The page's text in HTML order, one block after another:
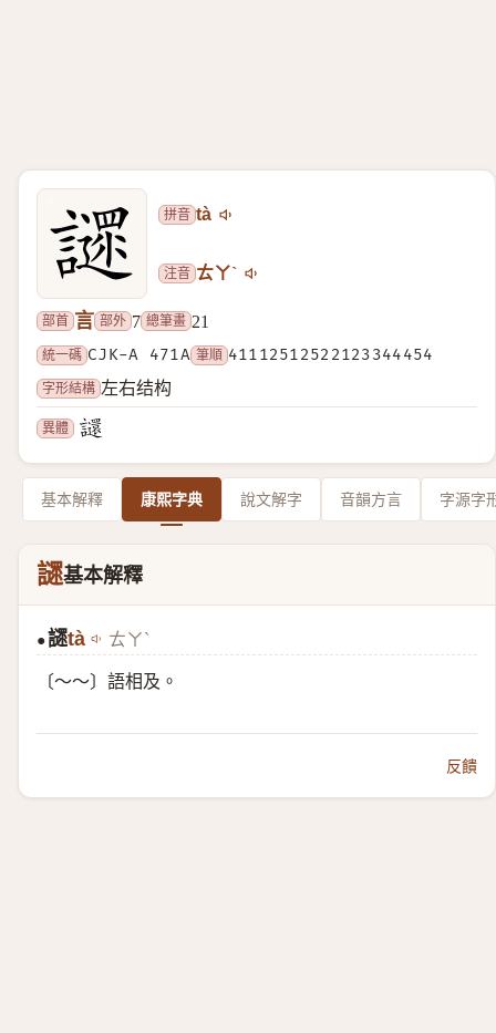
拼音 tà
注音 ㄊㄚˋ
部首 言 部外 7 總筆畫 21
統一碼 CJK-A 471A 筆順 41112512522123344454
字形結構 左右结构
異體
基本解釋 康熙字典 說文解字 音韻方言 字源字
䜚基本解釋
●䜚tà ㄊㄚˋ
〔～～〕語相及。
反饋